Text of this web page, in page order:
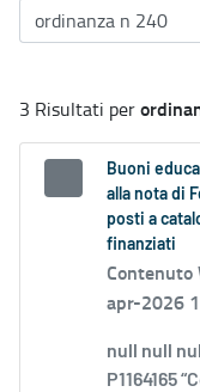
3 Risultati per
Buoni
alla nota di
posti a
finanziati
Contenuto
apr-2026
null null
P1164165